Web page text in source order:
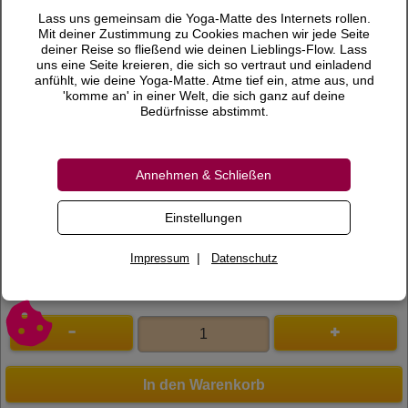
Preis 29,90 €
inkl. 7 % MwSt.
Versandkosten
0 Bewertungen
Bewertung schreiben
200797
In den Warenkorb
Lass uns gemeinsam die Yoga-Matte des Internets rollen.
Mit deiner Zustimmung zu Cookies machen wir jede Seite
deiner Reise so fließend wie deinen Lieblings-Flow. Lass
uns eine Seite kreieren, die sich so vertraut und einladend
anfühlt, wie deine Yoga-Matte. Atme tief ein, atme aus, und
'komme an' in einer Welt, die sich ganz auf deine
Bedürfnisse abstimmt.
Annehmen & Schließen
Einstellungen
Impressum | Datenschutz